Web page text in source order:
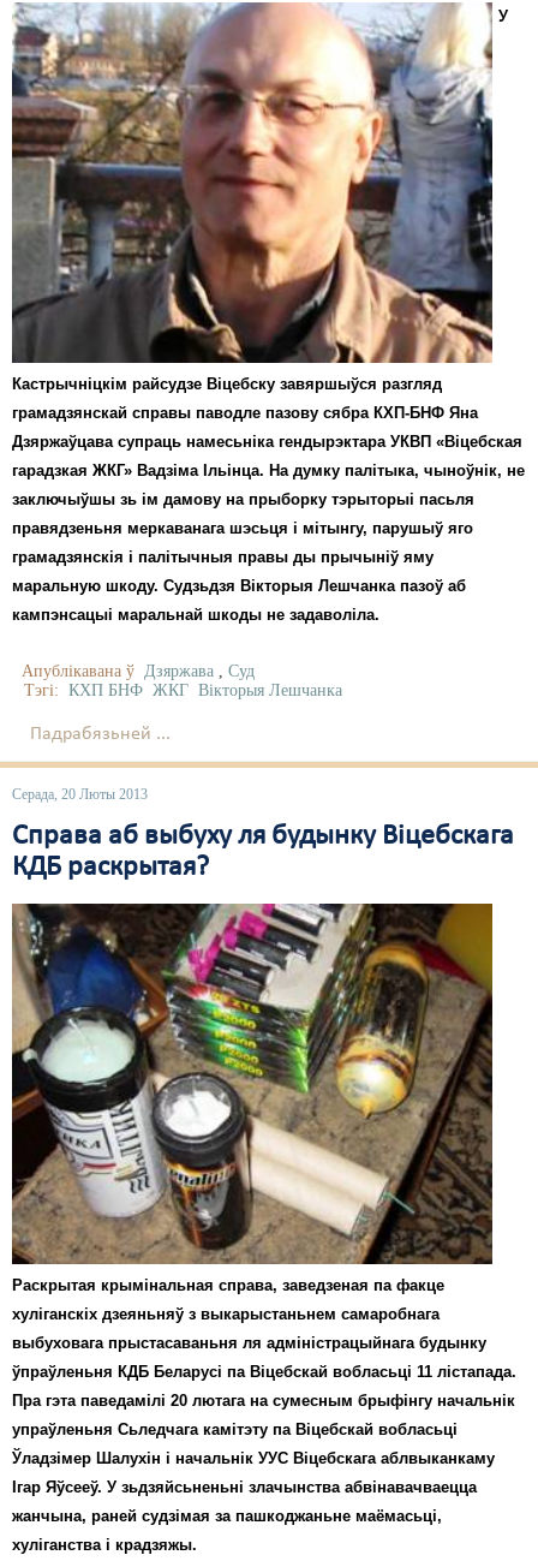
У
Кастрычніцкім райсудзе Віцебску завяршыўся разгляд
грамадзянскай справы паводле пазову сябра КХП-БНФ Яна
Дзяржаўцава супраць намесьніка гендырэктара УКВП «Віцебская
гарадзкая ЖКГ» Вадзіма Ільінца. На думку палітыка, чыноўнік, не
заключыўшы зь ім дамову на прыборку тэрыторыі пасьля
правядзеньня меркаванага шэсьця і мітынгу, парушыў яго
грамадзянскія і палітычныя правы ды прычыніў яму
маральную шкоду. Судзьдзя Вікторыя Лешчанка пазоў аб
кампэнсацыі маральнай шкоды не задаволіла.
Апублікавана ў Дзяржава
Суд
Тэгі: КХП БНФ ЖКГ Вікторыя Лешчанка
Падрабязьней ...
Серада, 20 Люты 2013
Справа аб выбуху ля будынку Віцебскага
КДБ раскрытая?
Раскрытая крымінальная справа, заведзеная па факце
хуліганскіх дзеяньняў з выкарыстаньнем самаробнага
выбуховага прыстасаваньня ля адміністрацыйнага будынку
ўпраўленьня КДБ Беларусі па Віцебскай вобласьці 11 лістапада.
Пра гэта паведамілі 20 лютага на сумесным брыфінгу начальнік
упраўленьня Сьледчага камітэту па Віцебскай вобласьці
Ўладзімер Шалухін і начальнік УУС Віцебскага аблвыканкаму
Ігар Яўсееў. У зьдзяйсьненьні злачынства абвінавачваецца
жанчына, раней судзімая за пашкоджаньне маёмасьці,
хуліганства і крадзяжы.